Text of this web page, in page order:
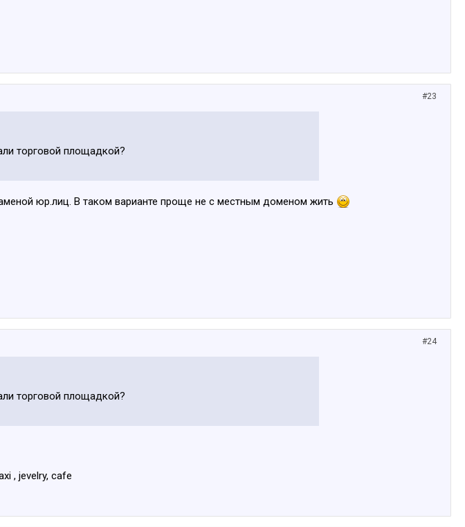
#23
торговой площадкой?
юр.лиц. В таком варианте проще не с местным доменом жить
#24
торговой площадкой?
, jevelry, cafe